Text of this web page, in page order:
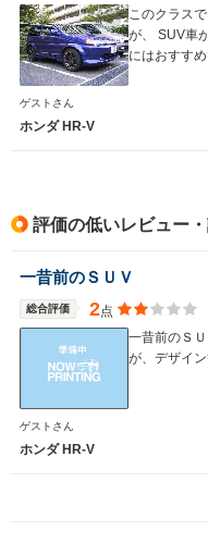
このクラス
が、 SUV車
にはおすすめ
ゲストさん
ホンダ HR-V
評価の低いレビュー・
一昔前のＳＵＶ
総合評価 2点
一昔前のＳ
が、デザイ
ゲストさん
ホンダ HR-V